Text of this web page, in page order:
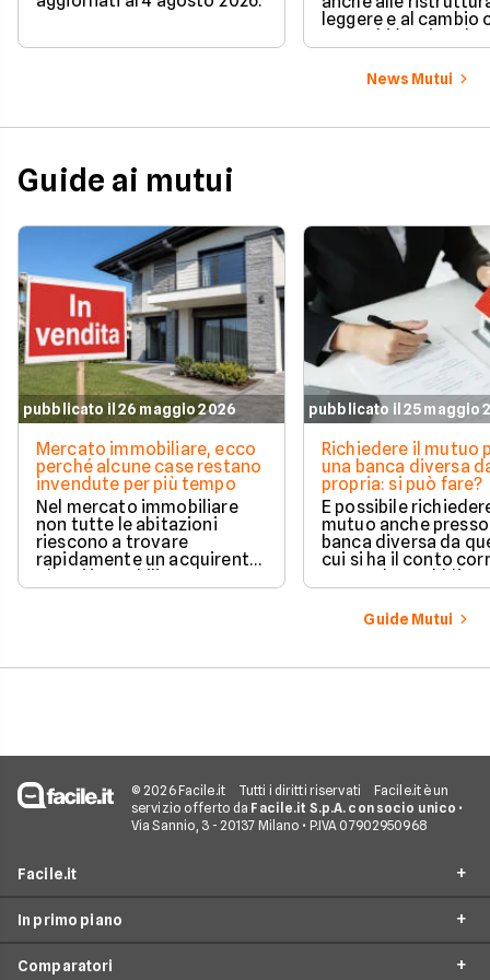
leggere e al cambio
ecco chi è
cambia in pratica.
News Mutui
Guide ai mutui
pubblicato il 26 maggio 2026
Mercato immobiliare, ecco
perché alcune case restano
invendute per più tempo
Nel mercato immobiliare
non tutte le abitazioni
riescono a trovare
rapidamente un acquirente.
Alcuni immobili vengono
venduti in poche settimane,
pubblicato il 25 maggio
Richiedere il mutuo
una banca diversa
propria: si può fare?
È possibile
mutuo anche
banca diversa da
cui si ha il conto
senza alcun obbligo
trasferire il proprio
rapporto bancario.
valutazione della
e la gestione
Guide Mutui
© 2026 Facile.it Tutti i diritti riservati
Facile.it è un
servizio offerto da Facile.it S.p.A. con socio unico •
Via Sannio, 3 - 20137 Milano • P.IVA 07902950968
Facile.it
Assicurazioni
Prestiti
In primo piano
Comparatori